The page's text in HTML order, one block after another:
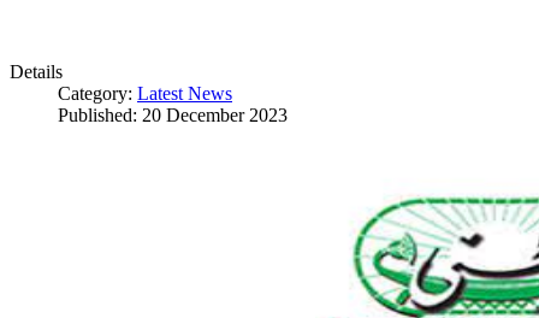
Details
Category: Latest News
Published: 20 December 2023